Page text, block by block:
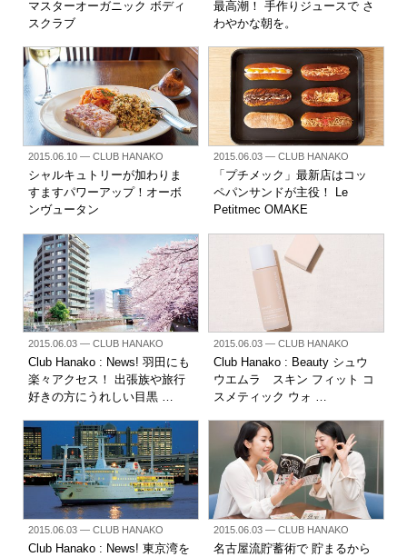
マスターオーガニック ボディ
スクラブ
最高潮！ 手作りジュースで さ
わやかな朝を。
2015.06.10— CLUB HANAKO
シャルキュトリーが加わりま
すますパワーアップ！オーボ
ンヴュータン
2015.06.03— CLUB HANAKO
「プチメック」最新店はコッ
ペパンサンドが主役！ Le
Petitmec OMAKE
2015.06.03— CLUB HANAKO
Club Hanako : News! 羽田にも
楽々アクセス！ 出張族や旅行
好きの方にうれしい目黒 …
2015.06.03— CLUB HANAKO
Club Hanako : Beauty シュウ
ウエムラ スキン フィット コ
スメティック ウォ …
2015.06.03— CLUB HANAKO
Club Hanako : News! 東京湾を
2015.06.03— CLUB HANAKO
名古屋流貯蓄術で 貯まるから